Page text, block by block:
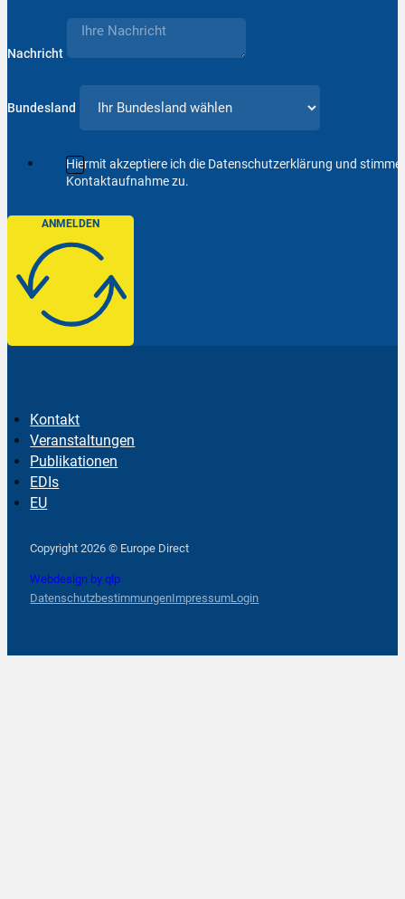
Nachricht
Bundesland
Hiermit akzeptiere ich die Datenschutzerklärung und
Kontaktaufnahme zu.
ANMELDEN
Kontakt
Veranstaltungen
Publikationen
EDIs
EU
Copyright 2026 © Europe Direct
Webdesign by qlp
DatenschutzbestimmungenImpressumLogin